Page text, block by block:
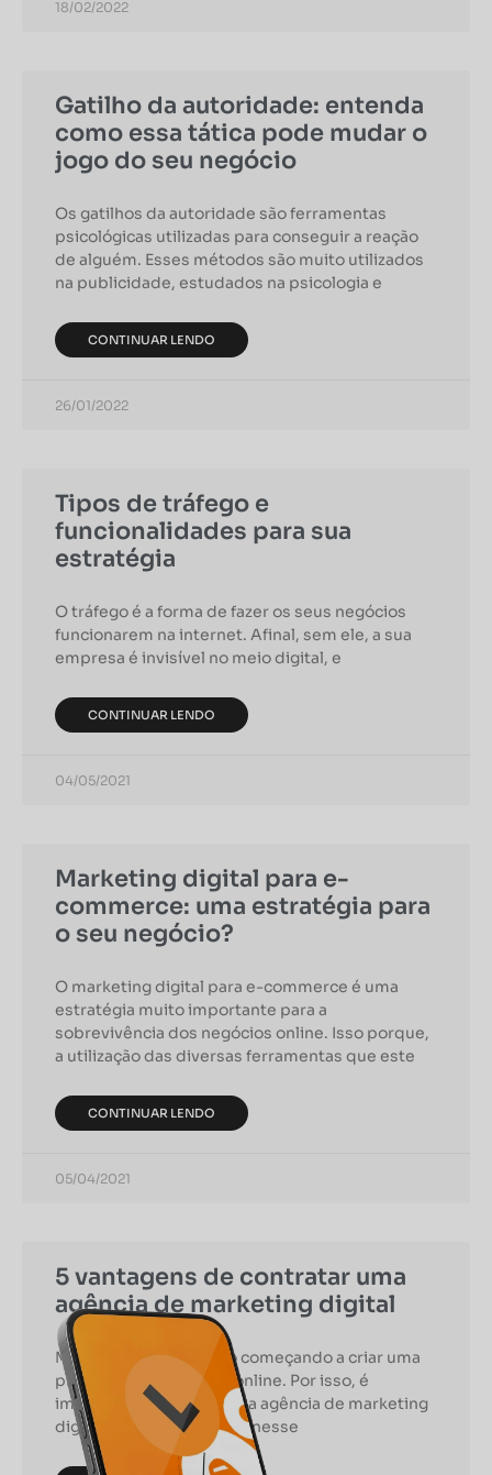
18/02/2022
Gatilho da autoridade: entenda
como essa tática pode mudar o
jogo do seu negócio
Os gatilhos da autoridade são ferramentas
psicológicas utilizadas para conseguir a reação
de alguém. Esses métodos são muito utilizados
na publicidade, estudados na psicologia e
CONTINUAR LENDO
26/01/2022
Tipos de tráfego e
funcionalidades para sua
estratégia
O tráfego é a forma de fazer os seus negócios
funcionarem na internet. Afinal, sem ele, a sua
empresa é invisível no meio digital, e
CONTINUAR LENDO
04/05/2021
Marketing digital para e-
commerce: uma estratégia para
o seu negócio?
O marketing digital para e-commerce é uma
estratégia muito importante para a
sobrevivência dos negócios online. Isso porque,
a utilização das diversas ferramentas que este
CONTINUAR LENDO
05/04/2021
5 vantagens de contratar uma
agência de marketing digital
Muitas empresas estão começando a criar uma
presença no ambiente online. Por isso, é
importante contratar uma agência de marketing
digital que possa auxiliar nesse